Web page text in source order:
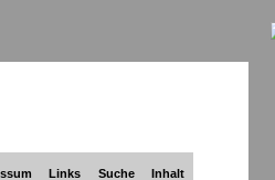
Links Suche Inhalt